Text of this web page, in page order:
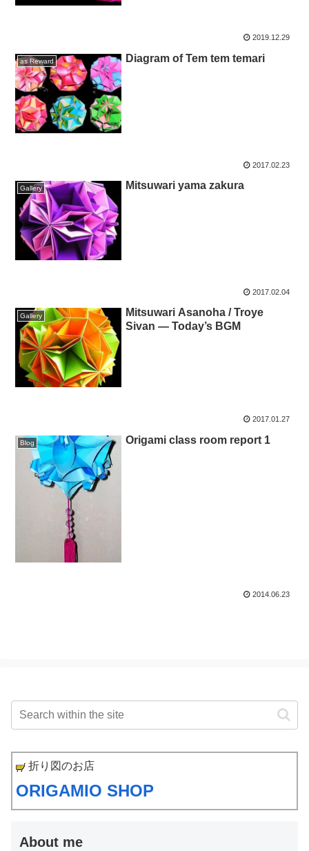
2019.12.29
as Reward Diagram of Tem tem temari
2017.02.23
Gallery Mitsuwari yama zakura
2017.02.04
Gallery
Mitsuwari Asanoha / Troye
Sivan — Today’s BGM
2017.01.27
Blog Origami class room report 1
2014.06.23
折り図のお店
ORIGAMIO SHOP
About me